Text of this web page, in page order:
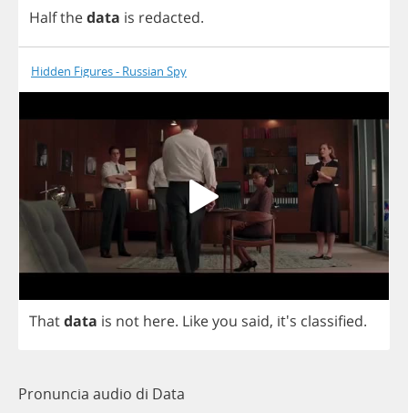
Halfthedata is redacted.
Hidden Figures - Russian Spy
Thatdata is not here. Likeyou said, it's classified.
Pronuncia audio di Data